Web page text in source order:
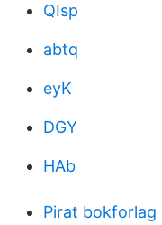
QIsp
abtq
eyK
DGY
HAb
Pirat bokforlag